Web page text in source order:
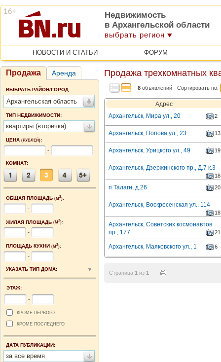
Недвижимость
в Архангельской области
выбрать регион
НОВОСТИ И СТАТЬИ ФОРУМ
Продажа Аренда
ВЫБРАТЬ РАЙОН/ГОРОД:
Архангельская область
ТИП НЕДВИЖИМОСТИ:
квартиры (вторичка)
ЦЕНА (РУБЛЕЙ):
-
КОМНАТ:
ОБЩАЯ ПЛОЩАДЬ (М2):
-
ЖИЛАЯ ПЛОЩАДЬ (М2):
-
ПЛОЩАДЬ КУХНИ (М2):
-
УКАЗАТЬ ТИП ДОМА:
ЭТАЖ:
-
КРОМЕ ПЕРВОГО
КРОМЕ ПОСЛЕДНЕГО
ДАТА ПУБЛИКАЦИИ:
за все время
Продажа трехкомнатных
8 объявлений Сортировать по:
Адрес
Архангельск, Мира ул., 20
2
Архангельск, Попова ул., 23 13
Архангельск, Урицкого ул., 49 19
Архангельск, Дзержинского пр., Д.7 к.3
18
п Талаги, д.26 20
Архангельск, Воскресенская ул., 114
18
Архангельск, Советских космонавтов
пр., 177
21
Архангельск, Маяковского ул., 1 6
Страница 1 из 1